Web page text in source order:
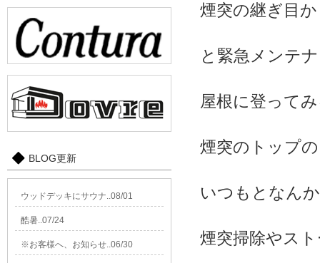
煙突の継ぎ目
と緊急メンテ
屋根に登って
煙突のトップ
いつもとなん
煙突掃除やス
BLOG更新
ウッドデッキにサウナ..08/01
酷暑..07/24
※お客様へ、お知らせ..06/30